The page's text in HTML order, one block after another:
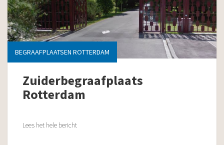
BEGRAAFPLAATSEN ROTTERDAM
Zuiderbegraafplaats
Rotterdam
Lees het hele bericht